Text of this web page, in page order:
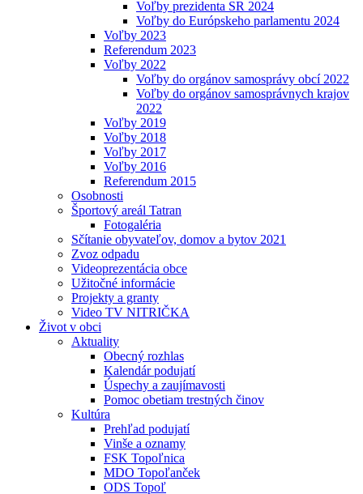
Voľby prezidenta SR 2024
Voľby do Európskeho parlamentu 2024
Voľby 2023
Referendum 2023
Voľby 2022
Voľby do orgánov samosprávy obcí 2022
Voľby do orgánov samosprávnych krajov
2022
Voľby 2019
Voľby 2018
Voľby 2017
Voľby 2016
Referendum 2015
Osobnosti
Športový areál Tatran
Fotogaléria
Sčítanie obyvateľov, domov a bytov 2021
Zvoz odpadu
Videoprezentácia obce
Užitočné informácie
Projekty a granty
Video TV NITRIČKA
Život v obci
Aktuality
Obecný rozhlas
Kalendár podujatí
Úspechy a zaujímavosti
Pomoc obetiam trestných činov
Kultúra
Prehľad podujatí
Vinše a oznamy
FSK Topoľnica
MDO Topoľanček
ODS Topoľ